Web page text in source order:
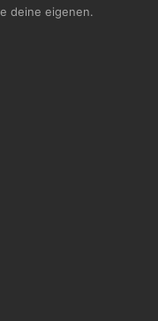
deine eigenen.